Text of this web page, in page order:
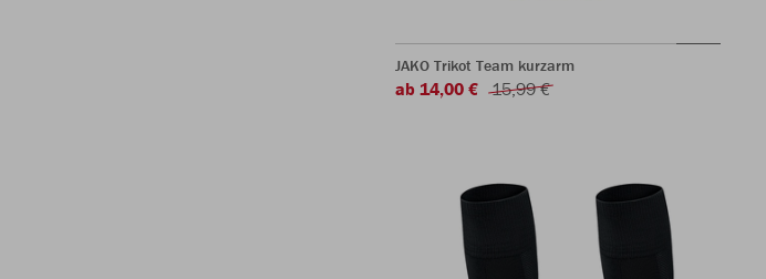
JAKO Trikot Team kurzarm
ab 14,00 € 15,99 €